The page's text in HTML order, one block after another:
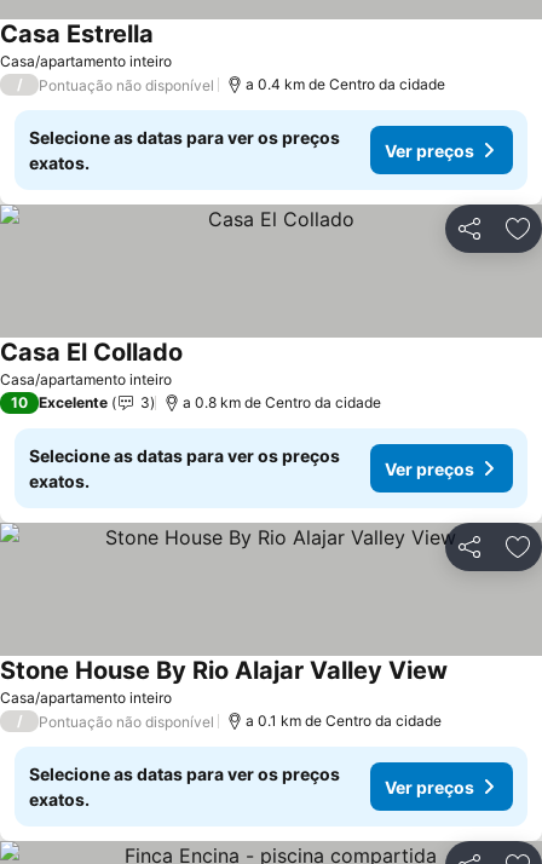
Casa/apartamento inteiro
Casa Estrella
/ Pontuação não disponível a 0.4 km de Centro da cidade
Selecione as datas para ver os preços
exatos.
Ver preços
Partilhar
Casa/apartamento inteiro
Casa El Collado
10 Excelente 3 a 0.8 km de Centro da cidade
Selecione as datas para ver os preços
exatos.
Ver preços
Partilhar
Casa/apartamento inteiro
Stone House By Rio Alajar Valley View
/ Pontuação não disponível a 0.1 km de Centro da cidade
Selecione as datas para ver os preços
exatos.
Ver preços